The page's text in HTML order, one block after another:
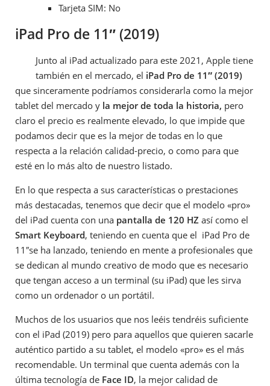
Tarjeta SIM: No
iPad Pro de 11″ (2019)
Junto al iPad actualizado para este 2021, Apple tiene
también en el mercado, el iPad Pro de 11″ (2019)
que sinceramente podríamos considerarla como la mejor
tablet del mercado y la mejor de toda la historia, pero
claro el precio es realmente elevado, lo que impide que
podamos decir que es la mejor de todas en lo que
respecta a la relación calidad-precio, o como para que
esté en lo más alto de nuestro listado.
En lo que respecta a sus características o prestaciones
más destacadas, tenemos que decir que el modelo «pro»
del iPad cuenta con una pantalla de 120 HZ así como el
Smart Keyboard, teniendo en cuenta que el iPad Pro de
11″se ha lanzado, teniendo en mente a profesionales que
se dedican al mundo creativo de modo que es necesario
que tengan acceso a un terminal (su iPad) que les sirva
como un ordenador o un portátil.
Muchos de los usuarios que nos leéis tendréis suficiente
con el iPad (2019) pero para aquellos que quieren sacarle
auténtico partido a su tablet, el modelo «pro» es el más
recomendable. Un terminal que cuenta además con la
última tecnología de Face ID, la mejor calidad de